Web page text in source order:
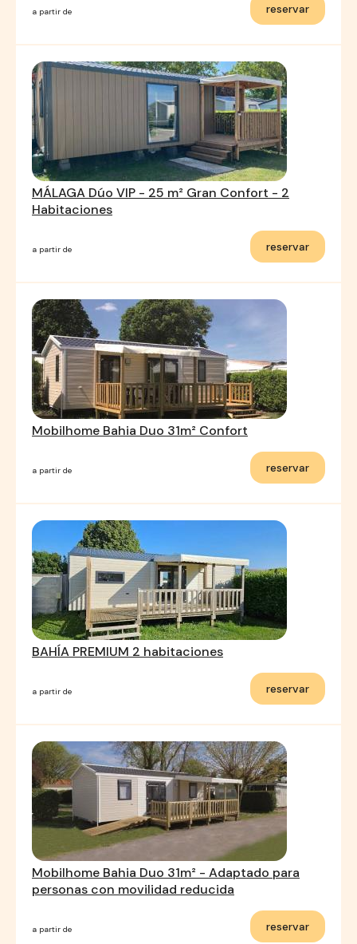
a partir de reservar
MÁLAGA Dúo VIP - 25 m² Gran Confort - 2
Habitaciones
a partir de reservar
Mobilhome Bahia Duo 31m² Confort
a partir de reservar
BAHÍA PREMIUM 2 habitaciones
a partir de reservar
Mobilhome Bahia Duo 31m² - Adaptado para
personas con movilidad reducida
a partir de reservar